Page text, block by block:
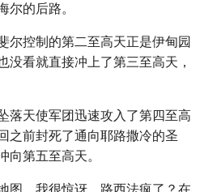
尔的后路。
尔控制的第二至高天正是伊甸园
没看就直接冲上了第三至高天，
落天使军团迅速攻入了第四至高
之前封死了通向耶路撒冷的圣
向第五至高天。